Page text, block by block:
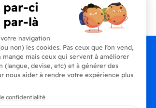
+33 (0)4 90 91 20 80